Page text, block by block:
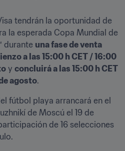
tendrán la oportunidad de
la esperada Copa Mundial de
durante una fase de venta
a las 15:00 h CET / 16:00
y concluirá a las 15:00 h CET
agosto.
fútbol playa arrancará en el
de Moscú el 19 de
de 16 selecciones